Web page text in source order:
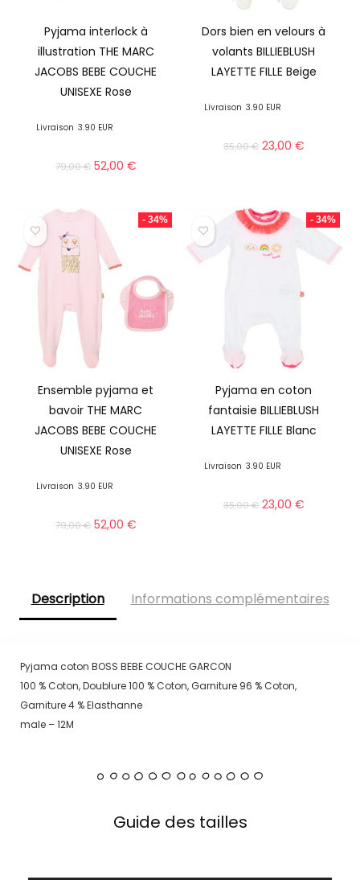
Pyjama interlock à
illustration THE MARC
JACOBS BEBE COUCHE
UNISEXE Rose
Livraison 3.90 EUR
79,00€ 52,00 €
Dors bien en velours à
volants BILLIEBLUSH
LAYETTE FILLE Beige
Livraison 3.90 EUR
35,00€ 23,00 €
- 34%
Ensemble pyjama et
bavoir THE MARC
JACOBS BEBE COUCHE
UNISEXE Rose
Livraison 3.90 EUR
79,00€ 52,00 €
- 34%
Pyjama en coton
fantaisie BILLIEBLUSH
LAYETTE FILLE Blanc
Livraison 3.90 EUR
35,00€ 23,00 €
Description Informations complémentaires
Pyjama coton BOSS BEBE COUCHE GARCON
100 % Coton, Doublure 100 % Coton, Garniture 96 % Coton,
Garniture 4 % Elasthanne
male – 12M
Guide des tailles